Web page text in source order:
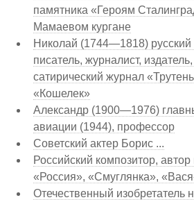
памятника «Героям
Мамаевом кургане
Николай (1744—1818) русский
писатель, журналист,
сатирический журнал
«Кошелек»
Александр (1900—1976)
авиации (1944), профессор
Советский актер Борис ...
Российский композитор,
«Россия», «Смуглянка»,
Отечественный изобретатель